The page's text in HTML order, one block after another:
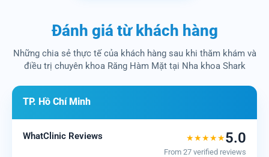
Đánh giá từ khách hàng
Những chia sẻ thực tế của khách hàng sau khi thăm khám và
điều trị chuyên khoa Răng Hàm Mặt tại Nha khoa Shark
TP. Hồ Chí Minh
WhatClinic Reviews ★★★★★5.0
From 27 verified reviews